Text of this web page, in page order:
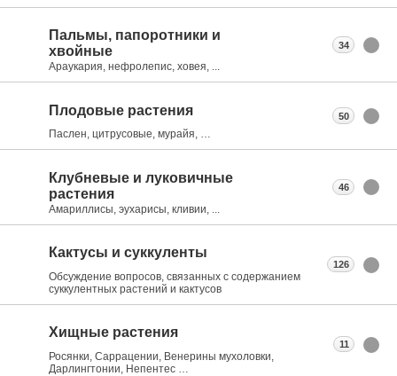
Пальмы, папоротники и
хвойные
Араукария, нефролепис, ховея, ...
34
Плодовые растения
Паслен, цитрусовые, мурайя, …
50
Клубневые и луковичные
растения
Амариллисы, эухарисы, кливии, ...
46
Кактусы и суккуленты
Обсуждение вопросов, связанных с содержанием
суккулентных растений и кактусов
126
Хищные растения
Росянки, Саррацении, Венерины мухоловки,
Дарлингтонии, Непентес …
11